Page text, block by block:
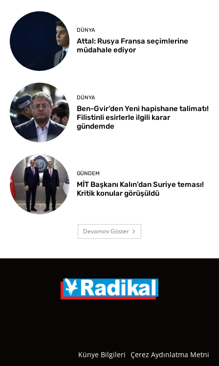
DÜNYA
Attal: Rusya Fransa seçimlerine
müdahale ediyor
DÜNYA
Ben-Gvir’den Yeni hapishane talimatı!
Filistinli esirlerle ilgili karar
gündemde
GÜNDEM
MİT Başkanı Kalın’dan Suriye teması!
Kritik konular görüşüldü
Devamını Göster
Künye Bilgileri Çerez Aydınlatma Metni